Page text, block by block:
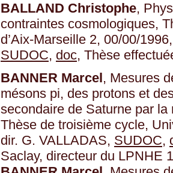
BALLAND Christophe,
contraintes cosmologiques,
d’Aix-Marseille 2, 00/00/
SUDOC, doc, Thèse
BANNER Marcel, Mesures
mésons pi, des protons et
secondaire de Saturne par
Thèse de troisième cycle,
dir. G. VALLADAS, SUDOC,
Saclay, directeur du LPNHE